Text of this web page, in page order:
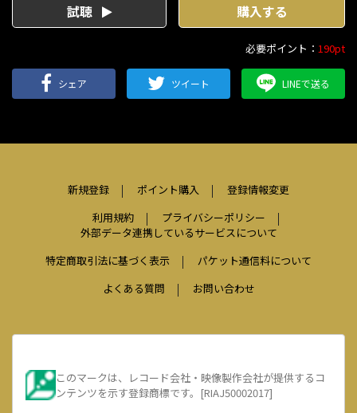
試聴 購入する
必要ポイント： 190pt
シェア ツイート LINEで送る
新規登録 ポイント購入
登録情報変更
利用規約
プライバシーポリシー
外部データ連携しているサービスについて
特定商取引法に基づく表示
パケット通信料について
よくある質問
お問い合わせ
このマークは、レコード会社・映像製作会社が提供するコ
ンテンツを示す登録商標です。[RIAJ50002017]